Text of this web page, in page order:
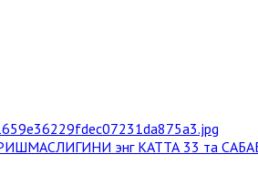
энг КАТТА 33 та